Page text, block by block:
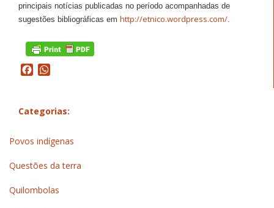
principais notícias publicadas no período acompanhadas de
sugestões bibliográficas em http://etnico.wordpress.com/
Facebook
Categorias:
Povos indígenas
Questões da terra
Quilombolas